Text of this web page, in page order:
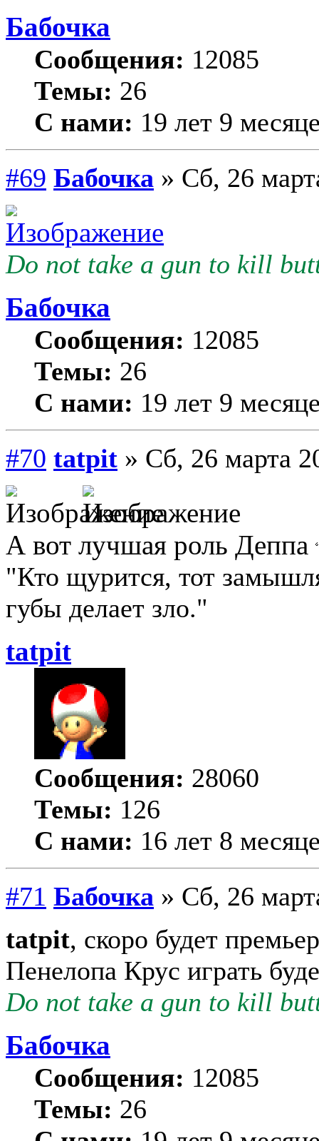
Бабочка
Сообщения: 12085
Темы: 26
С нами: 19 лет 9
#69 Бабочка » Сб, 26
Do not take a gun to kill
Бабочка
Сообщения: 12085
Темы: 26
С нами: 19 лет 9
#70 tatpit » Сб, 26 марта
А вот лучшая роль Деппа
"Кто щурится, тот
губы делает зло."
tatpit
Сообщения: 28060
Темы: 126
С нами: 16 лет 8
#71 Бабочка » Сб, 26
tatpit, скоро будет
Пенелопа Крус играть
Do not take a gun to kill
Бабочка
Сообщения: 12085
Темы: 26